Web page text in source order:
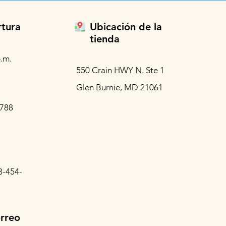
454-
Ubicación de la
tienda
550 Crain HWY N. Ste 1
Glen Burnie, MD 21061